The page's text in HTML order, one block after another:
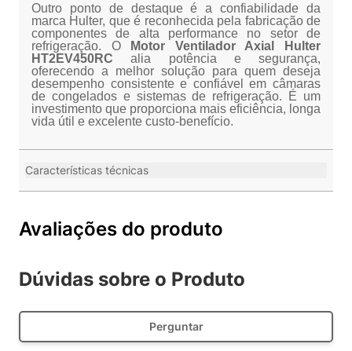
Outro ponto de destaque é a confiabilidade da
marca Hulter, que é reconhecida pela fabricação de
componentes de alta performance no setor de
refrigeração. O
Motor Ventilador Axial Hulter
HT2EV450RC alia potência e segurança,
oferecendo a melhor solução para quem deseja
desempenho consistente e confiável em câmaras
de congelados e sistemas de refrigeração. É um
investimento que proporciona mais eficiência, longa
vida útil e excelente custo-benefício.
Características técnicas
Avaliações do produto
Dúvidas sobre o Produto
Perguntar